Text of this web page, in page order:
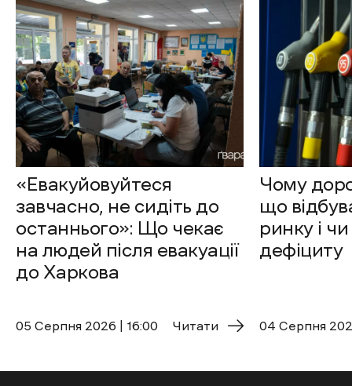
«Евакуйовуйтеся
завчасно, не сидіть до
останнього»: Що чекає
на людей після евакуації
до Харкова
05 Cерпня 2026 | 16:00 Читати
Чому
що
ринку і
дефіциту
04 Cерпня